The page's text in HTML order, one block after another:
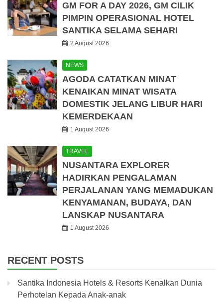
GM FOR A DAY 2026, GM CILIK
PIMPIN OPERASIONAL HOTEL
SANTIKA SELAMA SEHARI
2 August 2026
NEWS
AGODA CATATKAN MINAT
KENAIKAN MINAT WISATA
DOMESTIK JELANG LIBUR HARI
KEMERDEKAAN
1 August 2026
TRAVEL
NUSANTARA EXPLORER
HADIRKAN PENGALAMAN
PERJALANAN YANG MEMADUKAN
KENYAMANAN, BUDAYA, DAN
LANSKAP NUSANTARA
1 August 2026
RECENT POSTS
Santika Indonesia Hotels & Resorts Kenalkan Dunia
Perhotelan Kepada Anak-anak